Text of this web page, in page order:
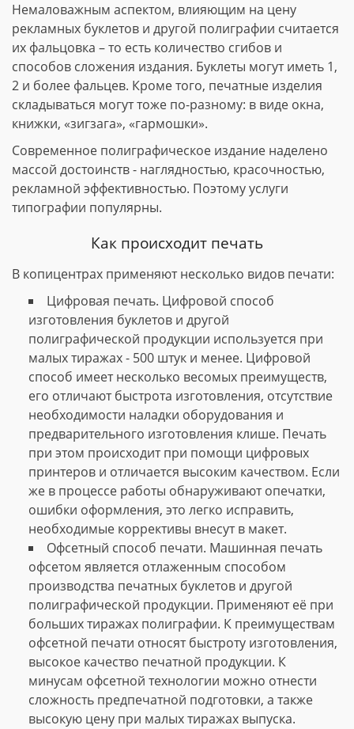
Немаловажным аспектом, влияющим на цену
рекламных буклетов и другой полиграфии считается
их фальцовка – то есть количество сгибов и
способов сложения издания. Буклеты могут иметь 1,
2 и более фальцев. Кроме того, печатные изделия
складываться могут тоже по-разному: в виде окна,
книжки, «зигзага», «гармошки».
Современное полиграфическое издание наделено
массой достоинств - наглядностью, красочностью,
рекламной эффективностью. Поэтому услуги
типографии популярны.
Как происходит печать
В копицентрах применяют несколько видов печати:
Цифровая печать. Цифровой способ
изготовления буклетов и другой
полиграфической продукции используется при
малых тиражах - 500 штук и менее. Цифровой
способ имеет несколько весомых преимуществ,
его отличают быстрота изготовления, отсутствие
необходимости наладки оборудования и
предварительного изготовления клише. Печать
при этом происходит при помощи цифровых
принтеров и отличается высоким качеством. Если
же в процессе работы обнаруживают опечатки,
ошибки оформления, это легко исправить,
необходимые коррективы внесут в макет.
Офсетный способ печати. Машинная печать
офсетом является отлаженным способом
производства печатных буклетов и другой
полиграфической продукции. Применяют её при
больших тиражах полиграфии. К преимуществам
офсетной печати относят быстроту изготовления,
высокое качество печатной продукции. К
минусам офсетной технологии можно отнести
сложность предпечатной подготовки, а также
высокую цену при малых тиражах выпуска.